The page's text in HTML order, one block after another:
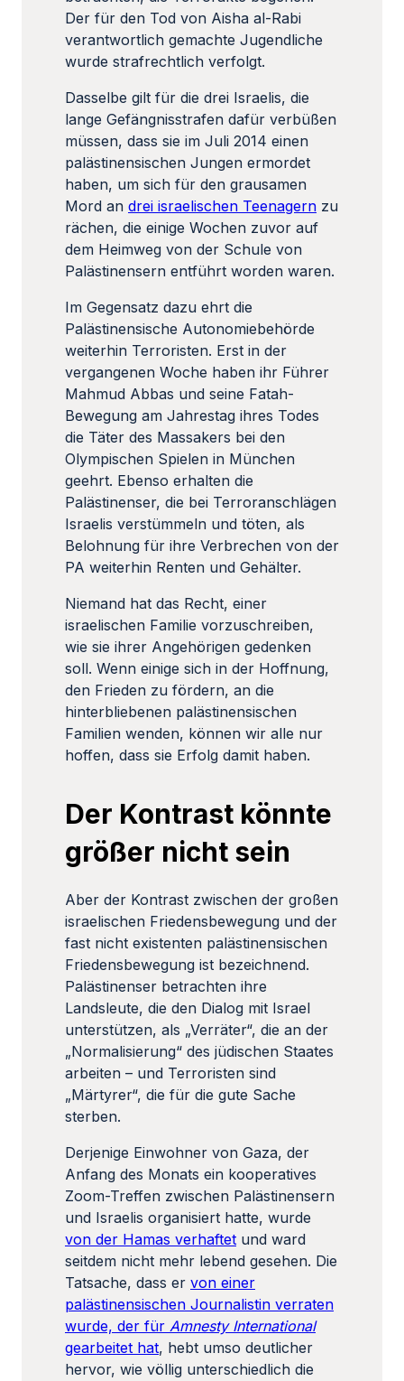
Der für den Tod von Aisha al-Rabi
verantwortlich gemachte Jugendliche
wurde strafrechtlich verfolgt.
Dasselbe gilt für die drei Israelis, die
lange Gefängnisstrafen dafür verbüßen
müssen, dass sie im Juli 2014 einen
palästinensischen Jungen ermordet
haben, um sich für den grausamen
Mord an drei israelischen Teenagern zu
rächen, die einige Wochen zuvor auf
dem Heimweg von der Schule von
Palästinensern entführt worden waren.
Im Gegensatz dazu ehrt die
Palästinensische Autonomiebehörde
weiterhin Terroristen. Erst in der
vergangenen Woche haben ihr Führer
Mahmud Abbas und seine Fatah-
Bewegung am Jahrestag ihres Todes
die Täter des Massakers bei den
Olympischen Spielen in München
geehrt. Ebenso erhalten die
Palästinenser, die bei Terroranschlägen
Israelis verstümmeln und töten, als
Belohnung für ihre Verbrechen von der
PA weiterhin Renten und Gehälter.
Niemand hat das Recht, einer
israelischen Familie vorzuschreiben,
wie sie ihrer Angehörigen gedenken
soll. Wenn einige sich in der Hoffnung,
den Frieden zu fördern, an die
hinterbliebenen palästinensischen
Familien wenden, können wir alle nur
hoffen, dass sie Erfolg damit haben.
Der Kontrast könnte
größer nicht sein
Aber der Kontrast zwischen der großen
israelischen Friedensbewegung und der
fast nicht existenten palästinensischen
Friedensbewegung ist bezeichnend.
Palästinenser betrachten ihre
Landsleute, die den Dialog mit Israel
unterstützen, als „Verräter“, die an der
„Normalisierung“ des jüdischen Staates
arbeiten – und Terroristen sind
„Märtyrer“, die für die gute Sache
sterben.
Derjenige Einwohner von Gaza, der
Anfang des Monats ein kooperatives
Zoom-Treffen zwischen Palästinensern
und Israelis organisiert hatte, wurde
von der Hamas verhaftet und ward
seitdem nicht mehr lebend gesehen. Die
Tatsache, dass er von einer
palästinensischen Journalistin verraten
wurde, der für Amnesty International
gearbeitet hat, hebt umso deutlicher
hervor, wie völlig unterschiedlich die